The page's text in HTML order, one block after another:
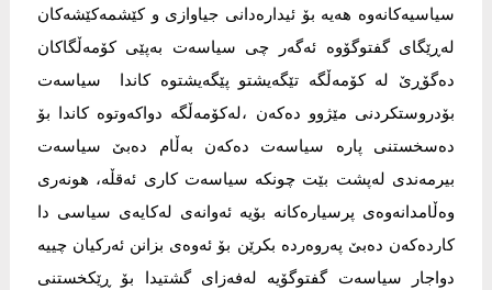
سیاسیەکانەوە هەیە بۆ ئیدارەدانی جیاوازی و کێشمەکێشەکان
لەڕێگای گفتوگۆوە ئەگەر چی سیاسەت بەپێی کۆمەڵگاکان
دەگۆڕێ لە کۆمەڵگە تێگەیشتو پێگەیشتوە کاندا سیاسەت
بۆدروستکردنی مێژوو دەکەن ،لەکۆمەڵگە دواکەوتوە کاندا بۆ
دەسخستنی پارە سیاسەت دەکەن بەڵام دەبێ سیاسەت
بیرمەندی لەپشت بێت چونکە سیاسەت کاری ئەقڵە، هونەری
وەڵامدانەوەی پرسیارەکانە بۆیە ئەوانەی لەکایەی سیاسی دا
کاردەکەن دەبێ پەروەردە بکرێن بۆ ئەوەی بزانن ئەرکیان چییە
دواجار سیاسەت گفتوگۆیە لەفەزای گشتیدا بۆ ڕێکخستنی